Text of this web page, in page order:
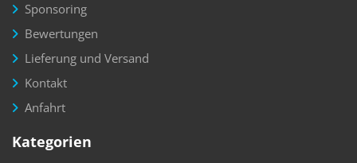
Sponsoring
Bewertungen
Lieferung und Versand
Kontakt
Anfahrt
Kategorien